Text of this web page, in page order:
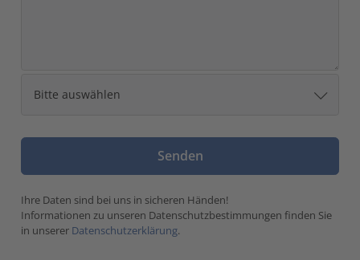
Ihre Daten sind bei uns in sicheren Händen!
Informationen zu unseren Datenschutzbestimmungen finden Sie
in unserer Datenschutzerklärung.